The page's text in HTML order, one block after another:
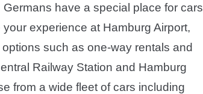
have a special place for cars
experience at Hamburg Airport,
such as one-way rentals and
Railway Station and Hamburg
from a wide fleet of cars including